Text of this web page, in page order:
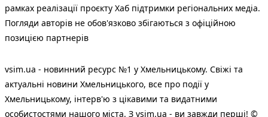
рамках реалізації проєкту Хаб підтримки регіональних медіа.
Погляди авторів не обов'язково збігаються з офіційною
позицією партнерів
vsim.ua - новинний ресурс №1 у Хмельницькому. Свіжі та
актуальні новини Хмельницького, все про події у
Хмельницькому, інтерв'ю з цікавими та видатними
особистостями нашого міста. З vsim.ua - ви завжди перші! ©